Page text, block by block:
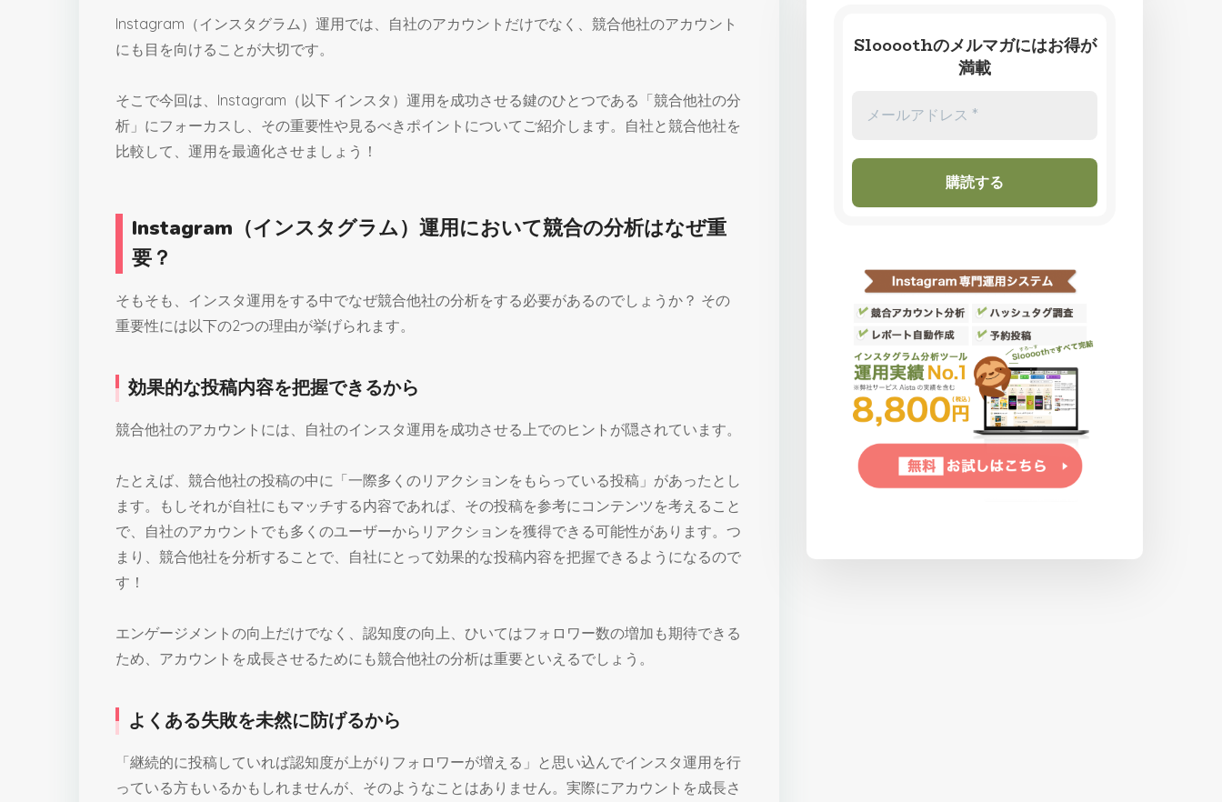
Instagram（インスタグラム）運用では、自社のアカウントだけでなく、競合他社のアカウント
にも目を向けることが大切です。
そこで今回は、Instagram（以下 インスタ）運用を成功させる鍵のひとつである「競合他社の分
析」にフォーカスし、その重要性や見るべきポイントについてご紹介します。自社と競合他社を
比較して、運用を最適化させましょう！
Instagram（インスタグラム）運用において競合の分析はなぜ重
要？
そもそも、インスタ運用をする中でなぜ競合他社の分析をする必要があるのでしょうか？ その
重要性には以下の2つの理由が挙げられます。
効果的な投稿内容を把握できるから
競合他社のアカウントには、自社のインスタ運用を成功させる上でのヒントが隠されています。
たとえば、競合他社の投稿の中に「一際多くのリアクションをもらっている投稿」があったとし
ます。もしそれが自社にもマッチする内容であれば、その投稿を参考にコンテンツを考えること
で、自社のアカウントでも多くのユーザーからリアクションを獲得できる可能性があります。つ
まり、競合他社を分析することで、自社にとって効果的な投稿内容を把握できるようになるので
す！
エンゲージメントの向上だけでなく、認知度の向上、ひいてはフォロワー数の増加も期待できる
ため、アカウントを成長させるためにも競合他社の分析は重要といえるでしょう。
よくある失敗を未然に防げるから
「継続的に投稿していれば認知度が上がりフォロワーが増える」と思い込んでインスタ運用を行
っている方もいるかもしれませんが、そのようなことはありません。実際にアカウントを成長さ